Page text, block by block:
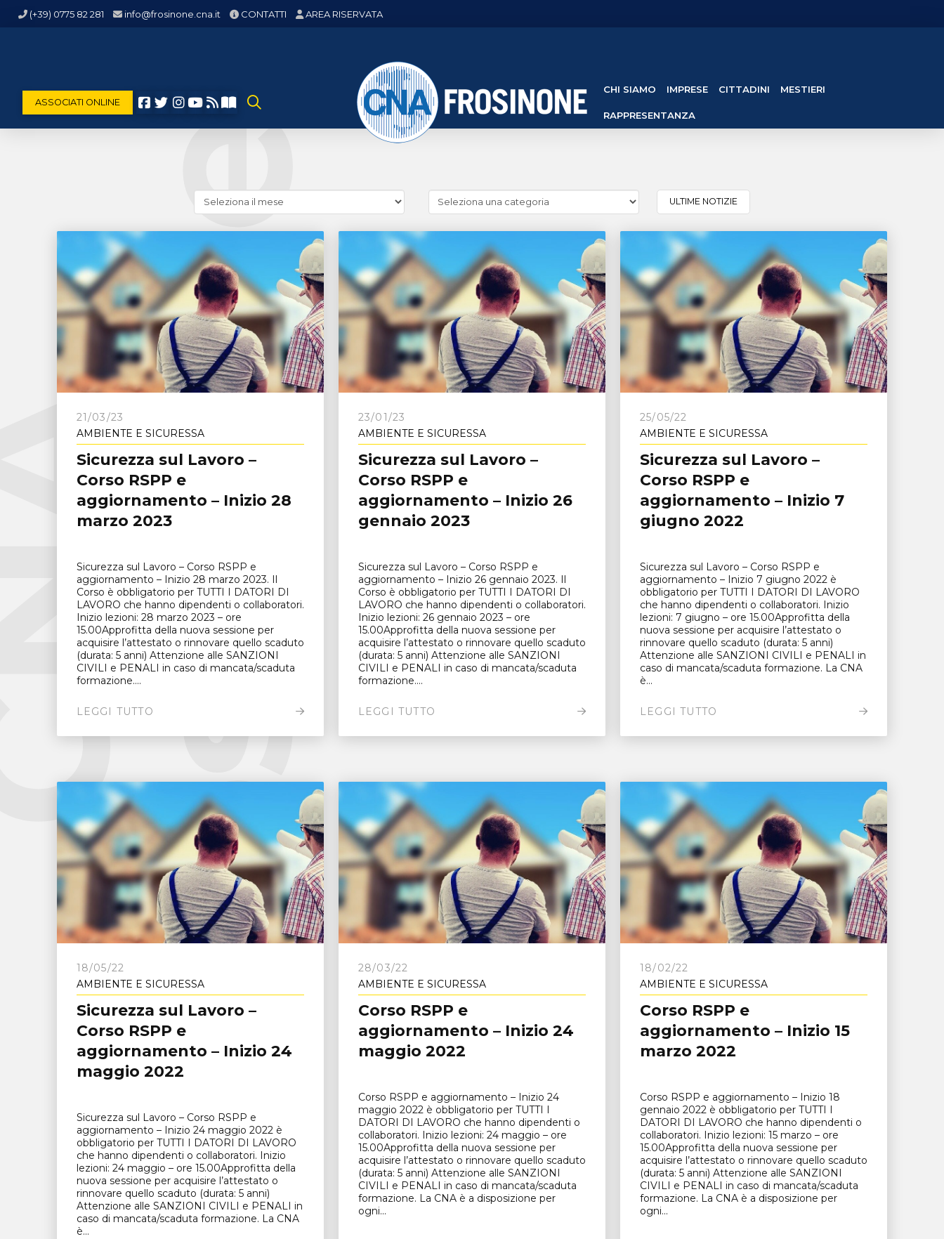
(+39) 0775 82 281 info@frosinone.cna.it CONTATTI AREA RISERVATA
ASSOCIATI ONLINE
CHI SIAMO IMPRESE CITTADINI MESTIERI
RAPPRESENTANZA
e ULTIME NOTIZIE
21/03/23
AMBIENTE E SICURESSA
Sicurezza sul Lavoro –
Corso RSPP e
aggiornamento – Inizio 28
marzo 2023
Sicurezza sul Lavoro – Corso RSPP e
aggiornamento – Inizio 28 marzo 2023. Il
Corso è obbligatorio per TUTTI I DATORI DI
LAVORO che hanno dipendenti o collaboratori.
Inizio lezioni: 28 marzo 2023 – ore
15.00Approfitta della nuova sessione per
acquisire l’attestato o rinnovare quello scaduto
(durata: 5 anni) Attenzione alle SANZIONI
CIVILI e PENALI in caso di mancata/scaduta
formazione....
LEGGI TUTTO
23/01/23
AMBIENTE E SICURESSA
Sicurezza sul Lavoro –
Corso RSPP e
aggiornamento – Inizio 26
gennaio 2023
Sicurezza sul Lavoro – Corso RSPP e
aggiornamento – Inizio 26 gennaio 2023. Il
Corso è obbligatorio per TUTTI I DATORI DI
LAVORO che hanno dipendenti o collaboratori.
Inizio lezioni: 26 gennaio 2023 – ore
15.00Approfitta della nuova sessione per
acquisire l’attestato o rinnovare quello scaduto
(durata: 5 anni) Attenzione alle SANZIONI
CIVILI e PENALI in caso di mancata/scaduta
formazione....
LEGGI TUTTO
25/05/22
AMBIENTE E SICURESSA
Sicurezza sul Lavoro –
Corso RSPP e
aggiornamento – Inizio 7
giugno 2022
Sicurezza sul Lavoro – Corso RSPP e
aggiornamento – Inizio 7 giugno 2022 è
obbligatorio per TUTTI I DATORI DI LAVORO
che hanno dipendenti o collaboratori. Inizio
lezioni: 7 giugno – ore 15.00Approfitta della
nuova sessione per acquisire l’attestato o
rinnovare quello scaduto (durata: 5 anni)
Attenzione alle SANZIONI CIVILI e PENALI in
caso di mancata/scaduta formazione. La CNA
è...
LEGGI TUTTO
18/05/22
AMBIENTE E SICURESSA
Sicurezza sul Lavoro –
Corso RSPP e
aggiornamento – Inizio 24
maggio 2022
Sicurezza sul Lavoro – Corso RSPP e
aggiornamento – Inizio 24 maggio 2022 è
obbligatorio per TUTTI I DATORI DI LAVORO
che hanno dipendenti o collaboratori. Inizio
lezioni: 24 maggio – ore 15.00Approfitta della
nuova sessione per acquisire l’attestato o
rinnovare quello scaduto (durata: 5 anni)
Attenzione alle SANZIONI CIVILI e PENALI in
caso di mancata/scaduta formazione. La CNA
è...
28/03/22
AMBIENTE E SICURESSA
Corso RSPP e
aggiornamento – Inizio 24
maggio 2022
Corso RSPP e aggiornamento – Inizio 24
maggio 2022 è obbligatorio per TUTTI I
DATORI DI LAVORO che hanno dipendenti o
collaboratori. Inizio lezioni: 24 maggio – ore
15.00Approfitta della nuova sessione per
acquisire l’attestato o rinnovare quello scaduto
(durata: 5 anni) Attenzione alle SANZIONI
CIVILI e PENALI in caso di mancata/scaduta
formazione. La CNA è a disposizione per
ogni...
18/02/22
AMBIENTE E SICURESSA
Corso RSPP e
aggiornamento – Inizio 15
marzo 2022
Corso RSPP e aggiornamento – Inizio 18
gennaio 2022 è obbligatorio per TUTTI I
DATORI DI LAVORO che hanno dipendenti o
collaboratori. Inizio lezioni: 15 marzo – ore
15.00Approfitta della nuova sessione per
acquisire l’attestato o rinnovare quello scaduto
(durata: 5 anni) Attenzione alle SANZIONI
CIVILI e PENALI in caso di mancata/scaduta
formazione. La CNA è a disposizione per
ogni...